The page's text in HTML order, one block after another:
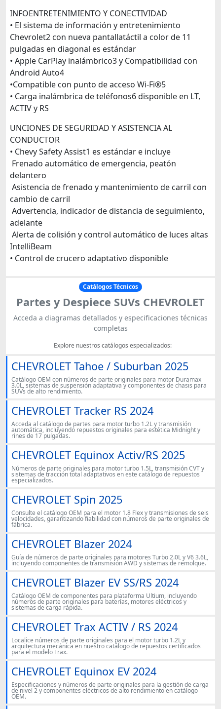
INFOENTRETENIMIENTO Y CONECTIVIDAD
• El sistema de información y entretenimiento
Chevrolet2 con nueva pantallatáctil a color de 11
pulgadas en diagonal es estándar
• Apple CarPlay inalámbrico3 y Compatibilidad con
Android Auto4
•Compatible con punto de acceso Wi-Fi®5
• Carga inalámbrica de teléfonos6 disponible en LT,
ACTIV y RS
UNCIONES DE SEGURIDAD Y ASISTENCIA AL
CONDUCTOR
• Chevy Safety Assist1 es estándar e incluye
Frenado automático de emergencia, peatón
delantero
Asistencia de frenado y mantenimiento de carril con
cambio de carril
Advertencia, indicador de distancia de seguimiento,
adelante
Alerta de colisión y control automático de luces altas
IntelliBeam
• Control de crucero adaptativo disponible
Catálogos Técnicos
Partes y Despiece SUVs CHEVROLET
Acceda a diagramas detallados y especificaciones técnicas
completas
Explore nuestros catálogos especializados:
CHEVROLET Tahoe / Suburban 2025
Catálogo OEM con números de parte originales para motor Duramax
3.0L, sistemas de suspensión adaptativa y componentes de chasis para
SUVs de alto rendimiento.
CHEVROLET Tracker RS 2024
Acceda al catálogo de partes para motor turbo 1.2L y transmisión
automática, incluyendo repuestos originales para estética Midnight y
rines de 17 pulgadas.
CHEVROLET Equinox Activ/RS 2025
Números de parte originales para motor turbo 1.5L, transmisión CVT y
sistemas de tracción total adaptativos en este catálogo de repuestos
especializados.
CHEVROLET Spin 2025
Consulte el catálogo OEM para el motor 1.8 Flex y transmisiones de seis
velocidades, garantizando fiabilidad con números de parte originales de
fábrica.
CHEVROLET Blazer 2024
Guía de números de parte originales para motores Turbo 2.0L y V6 3.6L,
incluyendo componentes de transmisión AWD y sistemas de remolque.
CHEVROLET Blazer EV SS/RS 2024
Catálogo OEM de componentes para plataforma Ultium, incluyendo
números de parte originales para baterías, motores eléctricos y
sistemas de carga rápida.
CHEVROLET Trax ACTIV / RS 2024
Localice números de parte originales para el motor turbo 1.2L y
arquitectura mecánica en nuestro catálogo de repuestos certificados
para el modelo Trax.
CHEVROLET Equinox EV 2024
Especificaciones y números de parte originales para la gestión de carga
de nivel 2 y componentes eléctricos de alto rendimiento en catálogo
OEM.